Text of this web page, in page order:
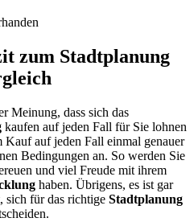
zum Stadtplanung
Meinung, dass sich das
kaufen auf jeden Fall für Sie lohnen
Kauf auf jeden Fall einmal genauer
Bedingungen an. So werden Sie
und viel Freude mit ihrem
haben. Übrigens, es ist gar
sich für das richtige Stadtplanung